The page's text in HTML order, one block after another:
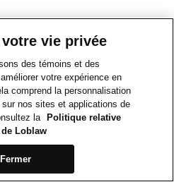
vie privée
des témoins et des
votre expérience en
comprend la personnalisation
nos sites et applications de
la
Politique relative
Loblaw
Fermer